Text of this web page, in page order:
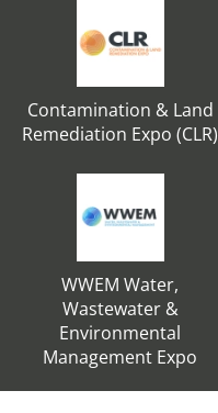
Contamination & Land
Remediation Expo (CLR)
WWEM Water,
Wastewater &
Environmental
Management Expo